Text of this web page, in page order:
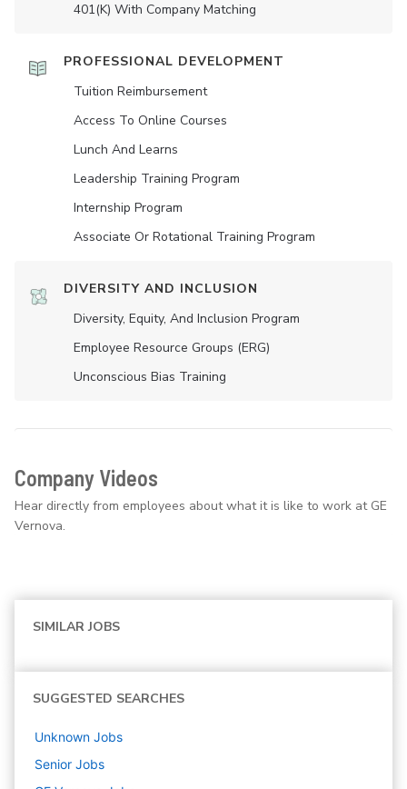
401(K) With Company Matching
PROFESSIONAL DEVELOPMENT
Tuition Reimbursement
Access To Online Courses
Lunch And Learns
Leadership Training Program
Internship Program
Associate Or Rotational Training Program
DIVERSITY AND INCLUSION
Diversity, Equity, And Inclusion Program
Employee Resource Groups (ERG)
Unconscious Bias Training
Company Videos
Hear directly from employees about what it is like to work at GE
Vernova.
SIMILAR JOBS
SUGGESTED SEARCHES
Unknown Jobs
Senior Jobs